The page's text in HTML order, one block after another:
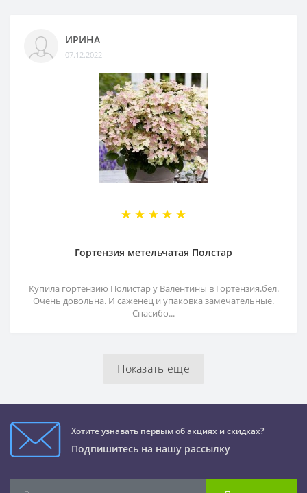
ИРИНА
07.12.2022
Гортензия метельчатая Полстар
Купила гортензию Полистар у Валентины в Гортензия.бел.
Очень довольна. И саженец и упаковка замечательные.
Спасибо...
Показать еще
Хотите узнавать первым об акциях и скидках?
Подпишитесь на нашу рассылку